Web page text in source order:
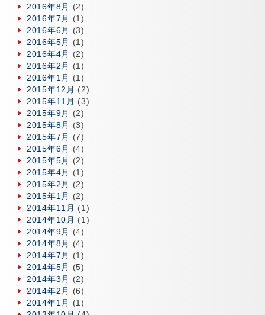
2016年8月
(2)
2016年7月
(1)
2016年6月
(3)
2016年5月
(1)
2016年4月
(2)
2016年2月
(1)
2016年1月
(1)
2015年12月 (2)
2015年11月 (3)
2015年9月
(2)
2015年8月
(3)
2015年7月
(7)
2015年6月
(4)
2015年5月
(2)
2015年4月
(1)
2015年2月
(2)
2015年1月
(2)
2014年11月 (1)
2014年10月 (1)
2014年9月
(4)
2014年8月
(4)
2014年7月
(1)
2014年5月
(5)
2014年3月
(2)
2014年2月
(6)
2014年1月
(1)